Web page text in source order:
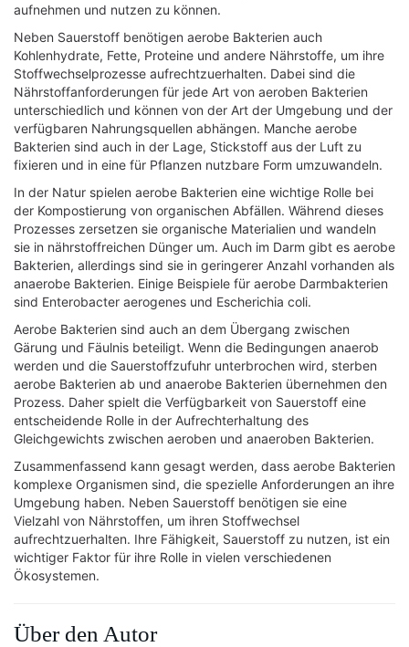
aufnehmen und nutzen zu können.
Neben Sauerstoff benötigen aerobe Bakterien auch
Kohlenhydrate, Fette, Proteine und andere Nährstoffe, um ihre
Stoffwechselprozesse aufrechtzuerhalten. Dabei sind die
Nährstoffanforderungen für jede Art von aeroben Bakterien
unterschiedlich und können von der Art der Umgebung und der
verfügbaren Nahrungsquellen abhängen. Manche aerobe
Bakterien sind auch in der Lage, Stickstoff aus der Luft zu
fixieren und in eine für Pflanzen nutzbare Form umzuwandeln.
In der Natur spielen aerobe Bakterien eine wichtige Rolle bei
der Kompostierung von organischen Abfällen. Während dieses
Prozesses zersetzen sie organische Materialien und wandeln
sie in nährstoffreichen Dünger um. Auch im Darm gibt es aerobe
Bakterien, allerdings sind sie in geringerer Anzahl vorhanden als
anaerobe Bakterien. Einige Beispiele für aerobe Darmbakterien
sind Enterobacter aerogenes und Escherichia coli.
Aerobe Bakterien sind auch an dem Übergang zwischen
Gärung und Fäulnis beteiligt. Wenn die Bedingungen anaerob
werden und die Sauerstoffzufuhr unterbrochen wird, sterben
aerobe Bakterien ab und anaerobe Bakterien übernehmen den
Prozess. Daher spielt die Verfügbarkeit von Sauerstoff eine
entscheidende Rolle in der Aufrechterhaltung des
Gleichgewichts zwischen aeroben und anaeroben Bakterien.
Zusammenfassend kann gesagt werden, dass aerobe Bakterien
komplexe Organismen sind, die spezielle Anforderungen an ihre
Umgebung haben. Neben Sauerstoff benötigen sie eine
Vielzahl von Nährstoffen, um ihren Stoffwechsel
aufrechtzuerhalten. Ihre Fähigkeit, Sauerstoff zu nutzen, ist ein
wichtiger Faktor für ihre Rolle in vielen verschiedenen
Ökosystemen.
Über den Autor